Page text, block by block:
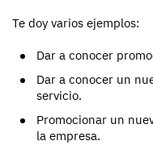
Te doy varios ejemplos:
Dar a conocer
Dar a conocer un
servicio.
Promocionar un
la empresa.